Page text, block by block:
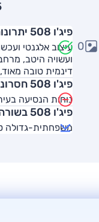
0
פיג'ו 508 יתרונות
עיצוב אלגנטי
ועשויה היטב,
דינמית טובה
פיג'ו 508 חסרונות
נוחות הנסיעה
פיג'ו 508 בשורה תחתונה
משפחתית-גדולה